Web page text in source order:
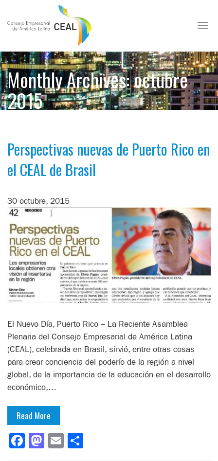
Monthly Archives: octubre
2015
Perspectivas nuevas de Puerto Rico en
el CEAL de Brasil
30 octubre, 2015
El Nuevo Día, Puerto Rico – La Reciente Asamblea
Plenaria del Consejo Empresarial de América Latina
(CEAL), celebrada en Brasil, sirvió, entre otras cosas
para crear conciencia del poderío de la región a nivel
global, de la importancia de la educación en el desarrollo
económico,…
Read More
Facebook
Mastodon
Email